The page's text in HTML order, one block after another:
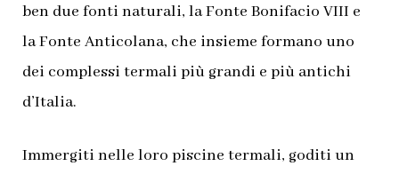
ben due fonti naturali, la Fonte Bonifacio VIII e
la Fonte Anticolana, che insieme formano uno
dei complessi termali più grandi e più antichi
d’Italia.
Immergiti nelle loro piscine termali, goditi un